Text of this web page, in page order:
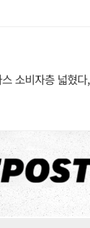
소비자층 넓혔